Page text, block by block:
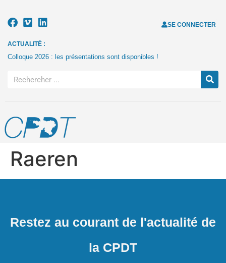
SE CONNECTER
ACTUALITÉ :
Colloque 2026 : les présentations sont disponibles !
Raeren
Restez au courant de l'actualité de
la CPDT